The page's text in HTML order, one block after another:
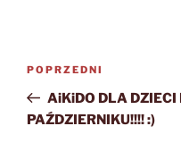
Poprzedni
wpis
POPRZEDNI
AiKiDO DLA DZIECI
PAŹDZIERNIKU!!!! :)